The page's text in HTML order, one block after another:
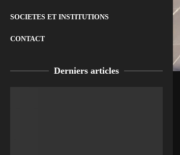
SOCIETES ET INSTITUTIONS
CONTACT
Derniers articles